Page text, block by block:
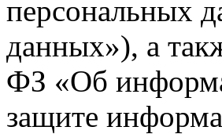
персональных
данных»), а
ФЗ «Об
защите